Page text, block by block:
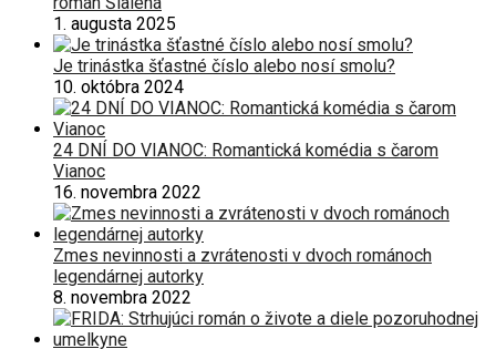
1. augusta 2025
Je trinástka šťastné číslo alebo nosí smolu?
10. októbra 2024
24 DNÍ DO VIANOC: Romantická komédia s čarom
Vianoc
16. novembra 2022
Zmes nevinnosti a zvrátenosti v dvoch románoch
legendárnej autorky
8. novembra 2022